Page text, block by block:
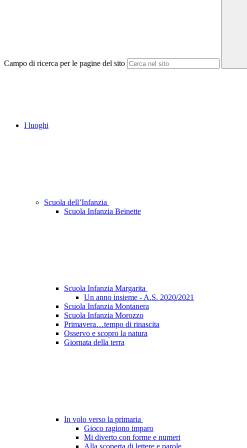
Campo di ricerca per le pagine del sito
I luoghi
Scuola dell’Infanzia
Scuola Infanzia Beinette
Scuola Infanzia Margarita
Un anno insieme - A.S. 2020/2021
Scuola Infanzia Montanera
Scuola Infanzia Morozzo
Primavera…tempo di rinascita
Osservo e scopro la natura
Giornata della terra
In volo verso la primaria
Gioco ragiono imparo
Mi diverto con forme e numeri